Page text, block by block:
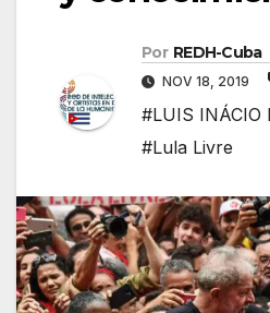
Por REDH-Cuba
NOV 18, 2019
#LUIS INÁCIO
#Lula Livre